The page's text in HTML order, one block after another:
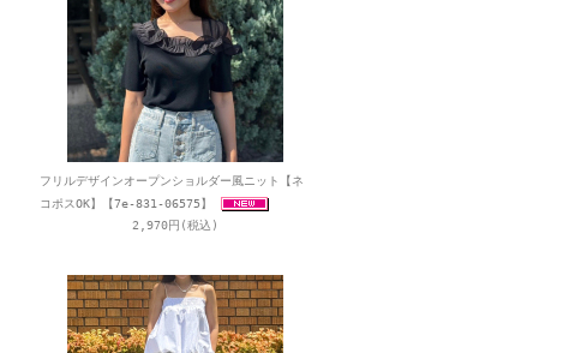
フリルデザインオープンショルダー風ニット【ネ
コポスOK】【7e-831-06575】
2,970円(税込)